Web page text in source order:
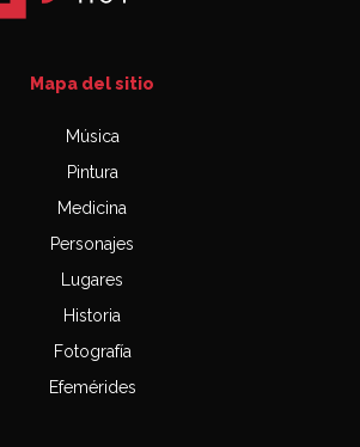
Mapa del sitio
Música
Pintura
Medicina
Personajes
Lugares
Historia
Fotografía
Efemérides